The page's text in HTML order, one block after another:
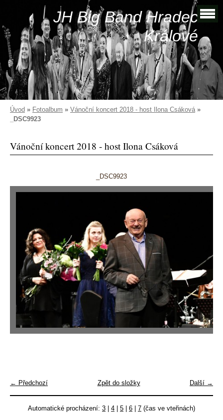
JH Big Band Hradec
Králové
Úvod » Fotoalbum » Vánoční koncert 2018 - host Ilona Csáková»
_DSC9923
Vánoční koncert 2018 - host Ilona Csáková
_DSC9923
← Předchozí Další →
Zpět do složky
Automatické procházení: 3 4 5 6 7 (čas ve vteřinách)